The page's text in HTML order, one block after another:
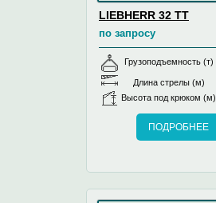
LIEBHERR 32 TT
по запросу
Грузоподъемность (т)
Длина стрелы (м)
Высота под крюком (м)
ПОДРОБНЕЕ